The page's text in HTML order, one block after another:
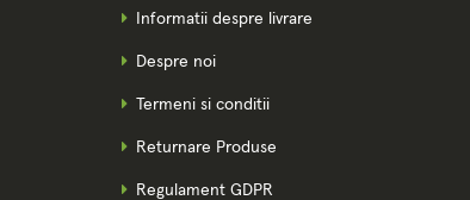
Informatii despre livrare
Despre noi
Termeni si conditii
Returnare Produse
Regulament GDPR